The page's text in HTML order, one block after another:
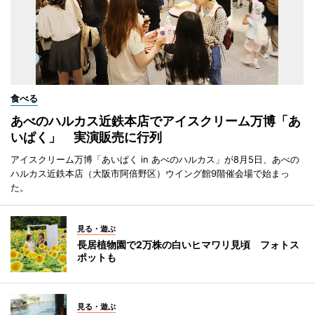
食べる
あべのハルカス近鉄本店でアイスクリーム万博「あ
いぱく」 実演販売に行列
アイスクリーム万博「あいぱく in あべのハルカス」が8月5日、あべの
ハルカス近鉄本店（大阪市阿倍野区）ウイング館9階催会場で始まっ
た。
見る・遊ぶ
長居植物園で2万株の白いヒマワリ見頃 フォトス
ポットも
見る・遊ぶ